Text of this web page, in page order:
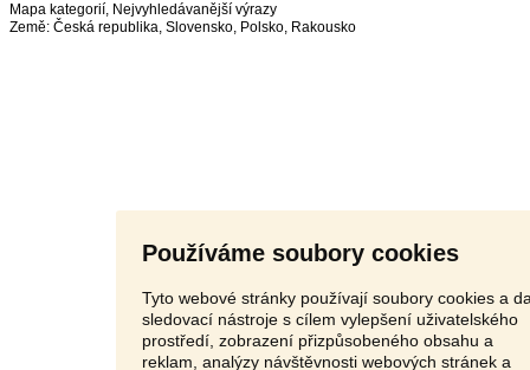
Používáme soubory cookies
Tyto webové stránky používají soubory cookies a
sledovací nástroje s cílem vylepšení uživatelského
prostředí, zobrazení přizpůsobeného obsahu a
reklam, analýzy návštěvnosti webových stránek a
Mapa kategorií, Nejvyhledávanější výrazy
Země: Česká republika, Slovensko, Polsko, Rakousko